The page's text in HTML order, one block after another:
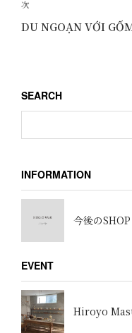
ゲ
ン
投
稿
次
の
次
DU NGOẠN VỚI
SEARCH
INFORMATION
今後の
EVENT
Hiroyo